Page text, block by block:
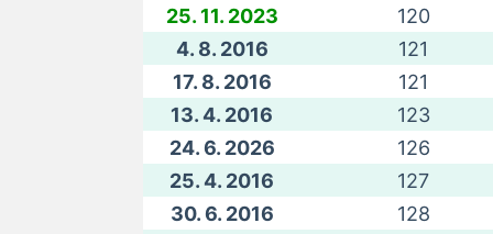
25. 11. 2023
120
4. 8. 2016
121
17. 8. 2016
121
13. 4. 2016
123
24. 6. 2026
126
25. 4. 2016
127
30. 6. 2016
128